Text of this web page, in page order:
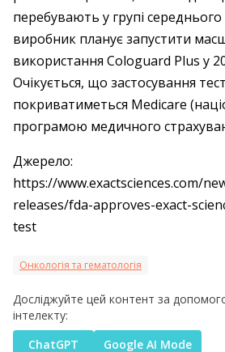
перебувають у групі
виробник планує запустити
використання Cologuard Plus у
Очікується, що застосування
покриватиметься Medicare
програмою медичного
Джерело:
https://www.exactsciences.com/
releases/fda-approves-exact-
test
Онкологія та гематологія
Досліджуйте цей контент за
інтелекту:
ChatGPT
Google AI Mode